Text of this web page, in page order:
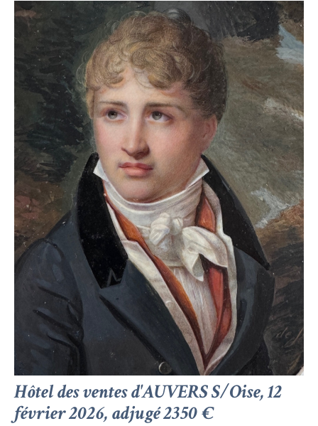
Hôtel des ventes d'AUVERS S/Oise, 12
février 2026, adjugé 2350 €